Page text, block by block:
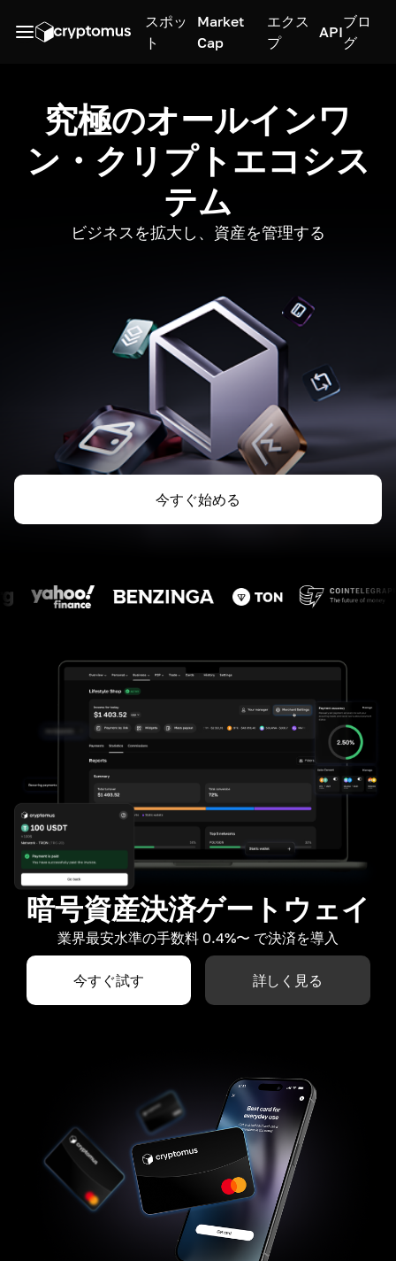
スポッ
ト
Market
Cap
エクス
プ
API
ブロ
グ
究極のオールインワ
ン・クリプトエコシス
テム
ビジネスを拡大し、資産を管理する
今すぐ始める
暗号資産決済ゲートウェイ
業界最安水準の手数料 0.4%〜 で決済を導入
今すぐ試す 詳しく見る